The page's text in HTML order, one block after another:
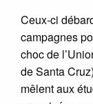
Ceux-ci
campagnes
choc de
de Santa
mêlent aux